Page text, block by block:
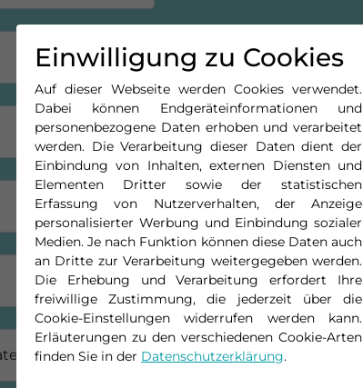
Einwilligung zu Cookies
Auf dieser Webseite werden Cookies verwendet.
Dabei können Endgeräteinformationen und
personenbezogene Daten erhoben und verarbeitet
werden. Die Verarbeitung dieser Daten dient der
Einbindung von Inhalten, externen Diensten und
Elementen Dritter sowie der statistischen
Erfassung von Nutzerverhalten, der Anzeige
personalisierter Werbung und Einbindung sozialer
Medien. Je nach Funktion können diese Daten auch
an Dritte zur Verarbeitung weitergegeben werden.
Die Erhebung und Verarbeitung erfordert Ihre
freiwillige Zustimmung, die jederzeit über die
Cookie-Einstellungen widerrufen werden kann.
Erläuterungen zu den verschiedenen Cookie-Arten
finden Sie in der Datenschutzerklärung.